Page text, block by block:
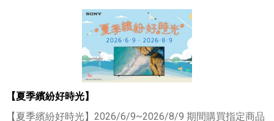
【夏季繽紛好時光】
【夏季繽紛好時光】2026/6/9~2026/8/9 期間購買指定商品